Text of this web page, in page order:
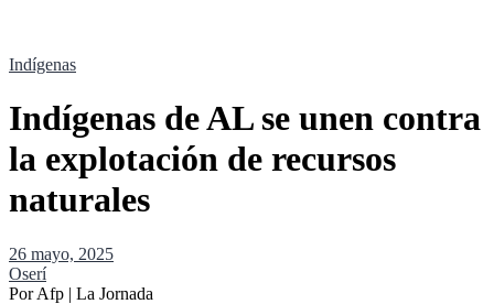
Indígenas
Indígenas de AL se unen contra
la explotación de recursos
naturales
26 mayo, 2025
Oserí
Por Afp | La Jornada